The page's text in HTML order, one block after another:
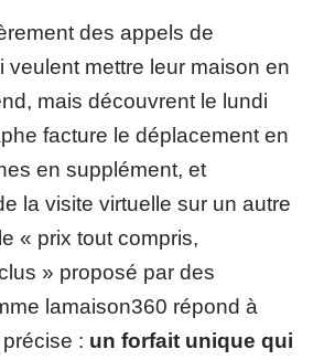
des appels de
veulent mettre leur maison en
mais découvrent le lundi
facture le déplacement en
en supplément, et
la visite virtuelle sur un autre
« prix tout compris,
» proposé par des
lamaison360 répond à
: un forfait unique qui